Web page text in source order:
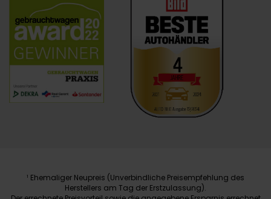
1 Ehemaliger Neupreis (Unverbindliche Preisempfehlung des
Herstellers am Tag der Erstzulassung).